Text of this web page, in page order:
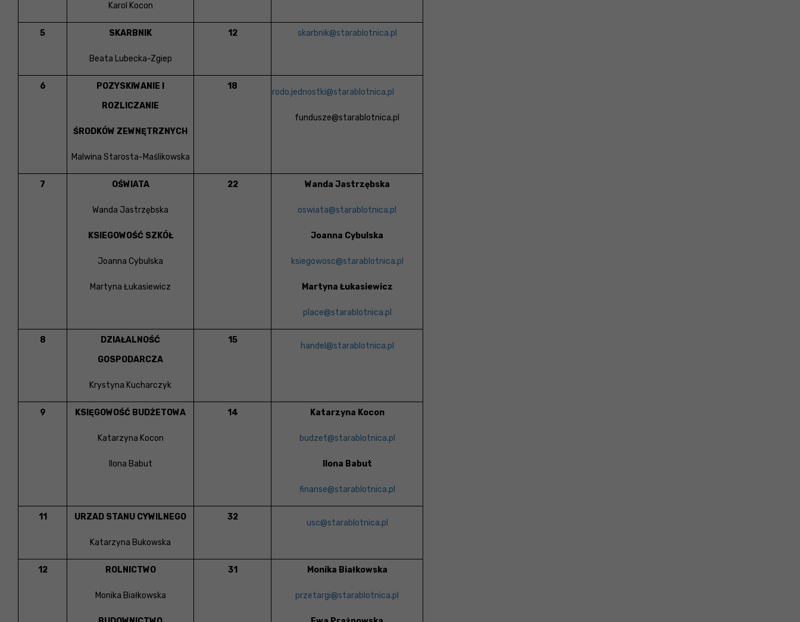
Karol Kocon
5 SKARBNIK
Beata Lubecka-Zgiep
12 skarbnik@starablotnica.pl
6
POZYSKIWANIE I
ROZLICZANIE
ŚRODKÓW ZEWNĘTRZNYCH
Malwina Starosta-Maślikowska
18
rodo.jednostki@starablotnica.pl
fundusze@starablotnica.pl
7 OŚWIATA
Wanda Jastrzębska
KSIEGOWOŚĆ SZKÓŁ
Joanna Cybulska
Martyna Łukasiewicz
22 Wanda Jastrzębska
oswiata@starablotnica.pl
Joanna Cybulska
ksiegowosc@starablotnica.pl
Martyna Łukasiewicz
place@starablotnica.pl
8
DZIAŁALNOŚĆ
GOSPODARCZA
Krystyna Kucharczyk
15
handel@starablotnica.pl
9 KSIĘGOWOŚĆ BUDŻETOWA
Katarzyna Kocon
Ilona Babut
14 Katarzyna Kocon
budzet@starablotnica.pl
Ilona Babut
finanse@starablotnica.pl
11 URZAD STANU CYWILNEGO
Katarzyna Bukowska
32
usc@starablotnica.pl
12 ROLNICTWO
Monika Białkowska
31 Monika Białkowska
przetargi@starablotnica.pl